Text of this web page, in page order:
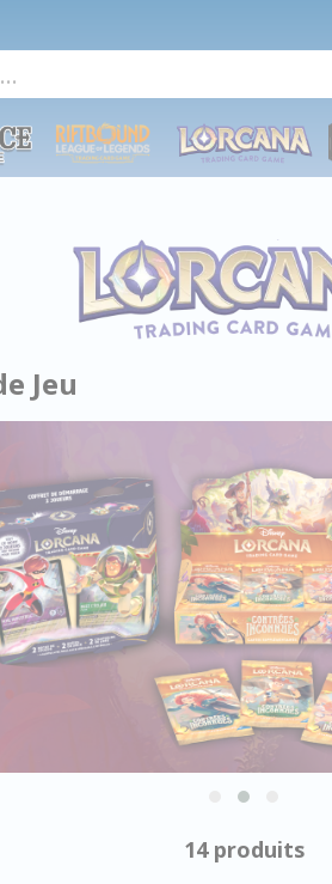
Jeu
14 produits